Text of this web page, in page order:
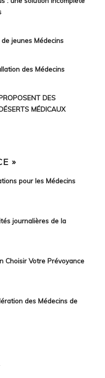
jeunes Médecins
des Médecins
DES
MÉDICAUX
»
pour les Médecins
journalières de la
Choisir Votre Prévoyance
des Médecins de